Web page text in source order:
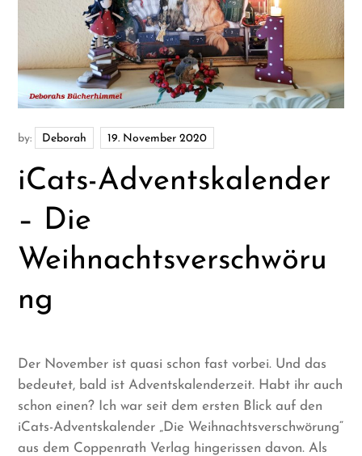
by: Deborah
iCats-Adventskalender
– Die
Weihnachtsverschwöru
ng
Der November ist quasi schon fast vorbei. Und das
bedeutet, bald ist Adventskalenderzeit. Habt ihr auch
schon einen? Ich war seit dem ersten Blick auf den
iCats-Adventskalender „Die Weihnachtsverschwörung“
aus dem Coppenrath Verlag hingerissen davon. Als